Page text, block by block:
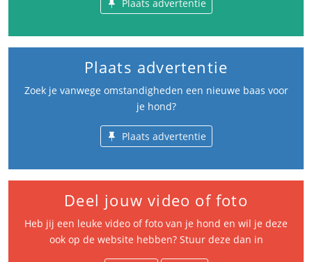
Plaats advertentie
Plaats advertentie
Zoek je vanwege omstandigheden een nieuwe baas voor
je hond?
Plaats advertentie
Deel jouw video of foto
Heb jij een leuke video of foto van je hond en wil je deze
ook op de website hebben? Stuur deze dan in